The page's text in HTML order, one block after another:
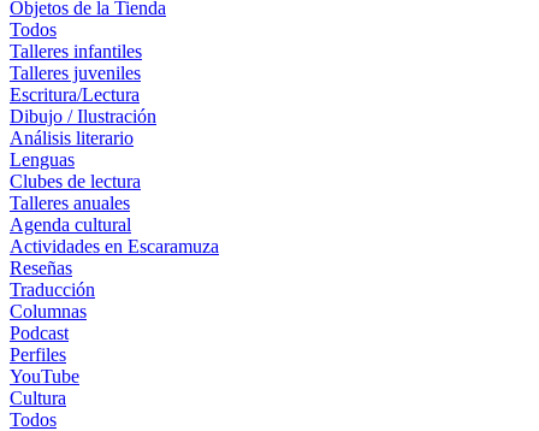
Objetos de la Tienda
Todos
Talleres infantiles
Talleres juveniles
Escritura/Lectura
Dibujo / Ilustración
Análisis literario
Lenguas
Clubes de lectura
Talleres anuales
Agenda cultural
Actividades en Escaramuza
Reseñas
Traducción
Columnas
Podcast
Perfiles
YouTube
Cultura
Todos